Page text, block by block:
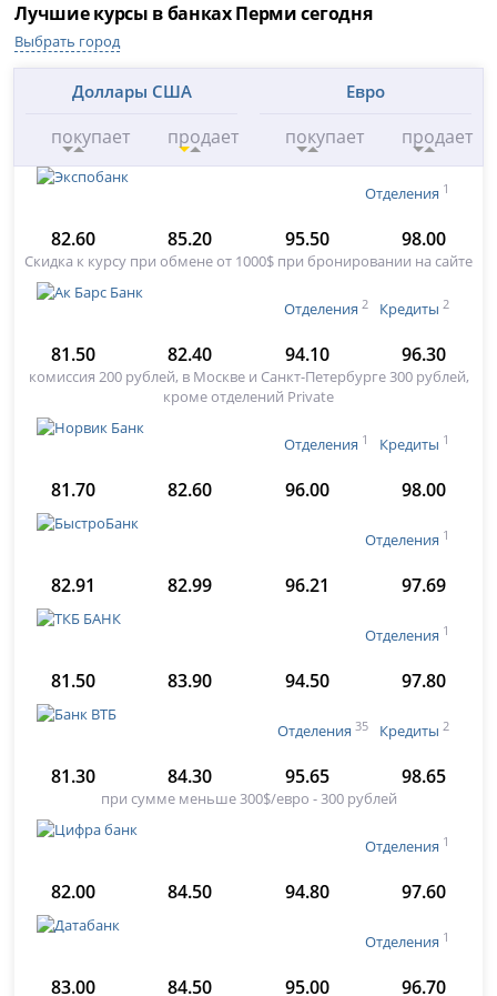
Лучшие курсы в банках Перми сегодня
Выбрать город
Доллары США
покупает продает
Евро
покупает продает
Отделения 1
82.60 85.20 95.50 98.00
Скидка к курсу при обмене от 1000$ при бронировании на сайте
Отделения 2 Кредиты 2
81.50 82.40 94.10 96.30
комиссия 200 рублей, в Москве и Санкт-Петербурге 300 рублей,
кроме отделений Private
Отделения 1 Кредиты 1
81.70 82.60 96.00 98.00
Отделения 1
82.91 82.99 96.21 97.69
Отделения 1
81.50 83.90 94.50 97.80
Отделения 35 Кредиты 2
81.30 84.30 95.65 98.65
при сумме меньше 300$/евро - 300 рублей
Отделения 1
82.00 84.50 94.80 97.60
Отделения 1
83.00 84.50 95.00 96.70